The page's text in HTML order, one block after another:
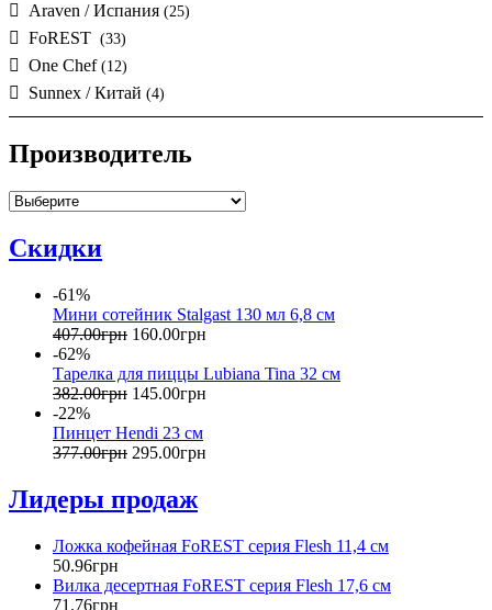
Araven / Испания (25)
FoREST (33)
One Chef (12)
Sunnex / Китай (4)
Производитель
Скидки
-61%
Мини сотейник Stalgast 130 мл 6,8 см
407.00грн 160.00грн
-62%
Тарелка для пиццы Lubiana Tina 32 см
382.00грн 145.00грн
-22%
Пинцет Hendi 23 см
377.00грн 295.00грн
Лидеры продаж
Ложка кофейная FoREST серия Flesh 11,4 см
50.96грн
Вилка десертная FoREST серия Flesh 17,6 см
71 .76грн